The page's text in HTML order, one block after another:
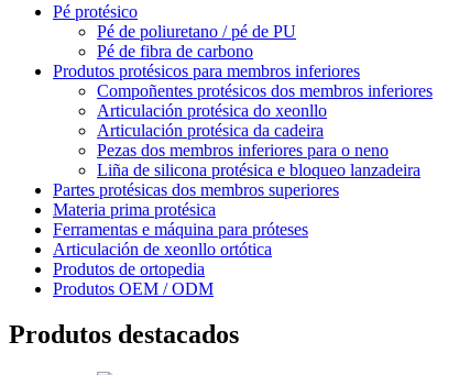
Pé protésico
Pé de poliuretano / pé de PU
Pé de fibra de carbono
Produtos protésicos para membros inferiores
Compoñentes protésicos dos membros inferiores
Articulación protésica do xeonllo
Articulación protésica da cadeira
Pezas dos membros inferiores para o neno
Liña de silicona protésica e bloqueo lanzadeira
Partes protésicas dos membros superiores
Materia prima protésica
Ferramentas e máquina para próteses
Articulación de xeonllo ortótica
Produtos de ortopedia
Produtos OEM / ODM
Produtos destacados